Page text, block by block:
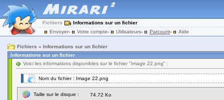
Fichiers
Informations sur un fichier
Envoyer- Votre compte- Utilisateurs- Parcourir- Aide
Fichiers » Informations sur un fichier
Informations sur un fichier
Voici les informations disponibles sur le fichier "Image 22.png" :
Nom du fichier : Image 22.png
Taille sur le disque :
74.72 Ko